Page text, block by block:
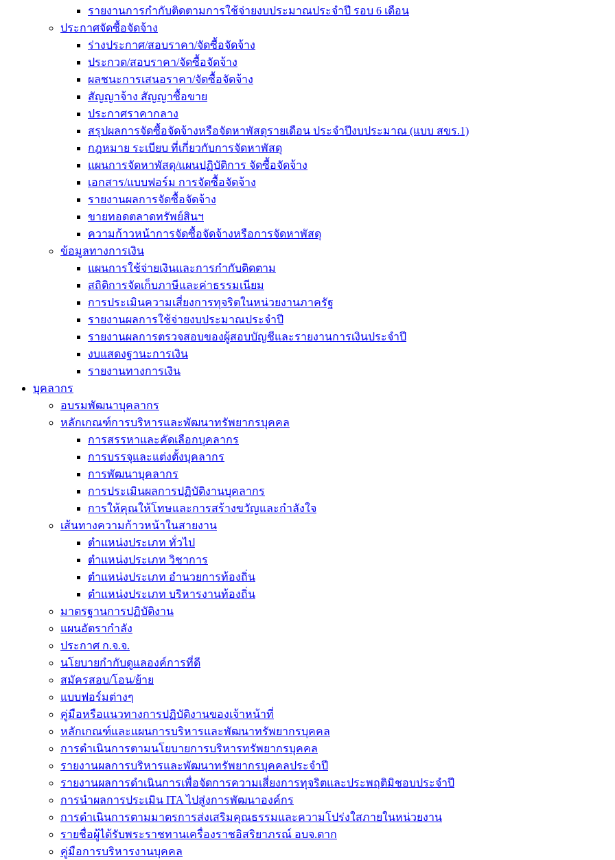
รายงานการกำกับติดตามการใช้จ่ายงบประมาณประจำปี รอบ 6 เดือน
ประกาศจัดซื้อจัดจ้าง
ร่างประกาศ/สอบราคา/จัดซื้อจัดจ้าง
ประกวด/สอบราคา/จัดซื้อจัดจ้าง
ผลชนะการเสนอราคา/จัดซื้อจัดจ้าง
สัญญาจ้าง สัญญาซื้อขาย
ประกาศราคากลาง
สรุปผลการจัดซื้อจัดจ้างหรือจัดหาพัสดุรายเดือน ประจำปีงบประมาณ (แบบ สขร.1)
กฎหมาย ระเบียบ ที่เกี่ยวกับการจัดหาพัสดุ
แผนการจัดหาพัสดุ/แผนปฏิบัติการ จัดซื้อจัดจ้าง
เอกสาร/แบบฟอร์ม การจัดซื้อจัดจ้าง
รายงานผลการจัดซื้อจัดจ้าง
ขายทอดตลาดทรัพย์สินฯ
ความก้าวหน้าการจัดซื้อจัดจ้างหรือการจัดหาพัสดุ
ข้อมูลทางการเงิน
แผนการใช้จ่ายเงินและการกำกับติดตาม
สถิติการจัดเก็บภาษีและค่าธรรมเนียม
การประเมินความเสี่ยงการทุจริตในหน่วยงานภาครัฐ
รายงานผลการใช้จ่ายงบประมาณประจำปี
รายงานผลการตรวจสอบของผู้สอบบัญชีและรายงานการเงินประจำปี
งบแสดงฐานะการเงิน
รายงานทางการเงิน
บุคลากร
อบรมพัฒนาบุคลากร
หลักเกณฑ์การบริหารและพัฒนาทรัพยากรบุคคล
การสรรหาและคัดเลือกบุคลากร
การบรรจุและแต่งตั้งบุคลากร
การพัฒนาบุคลากร
การประเมินผลการปฏิบัติงานบุคลากร
การให้คุณให้โทษและการสร้างขวัญและกำลังใจ
เส้นทางความก้าวหน้าในสายงาน
ตำแหน่งประเภท ทั่วไป
ตำแหน่งประเภท วิชาการ
ตำแหน่งประเภท อำนวยการท้องถิ่น
ตำแหน่งประเภท บริหารงานท้องถิ่น
มาตรฐานการปฏิบัติงาน
แผนอัตรากำลัง
ประกาศ ก.จ.จ.
นโยบายกำกับดูแลองค์การที่ดี
สมัครสอบ/โอน/ย้าย
แบบฟอร์มต่างๆ
คู่มือหรือแนวทางการปฏิบัติงานของเจ้าหน้าที่
หลักเกณฑ์และแผนการบริหารและพัฒนาทรัพยากรบุคคล
การดำเนินการตามนโยบายการบริหารทรัพยากรบุคคล
รายงานผลการบริหารและพัฒนาทรัพยากรบุคคลประจำปี
รายงานผลการดำเนินการเพื่อจัดการความเสี่ยงการทุจริตและประพฤติมิชอบประจำปี
การนำผลการประเมิน ITA ไปสู่งการพัฒนาองค์กร
การดำเนินการตามมาตรการส่งเสริมคุณธรรมและความโปร่งใสภายในหน่วยงาน
รายชื่อผู้ได้รับพระราชทานเครื่องราชอิสริยาภรณ์ อบจ.ตาก
คู่มือการบริหารงานบุคคล